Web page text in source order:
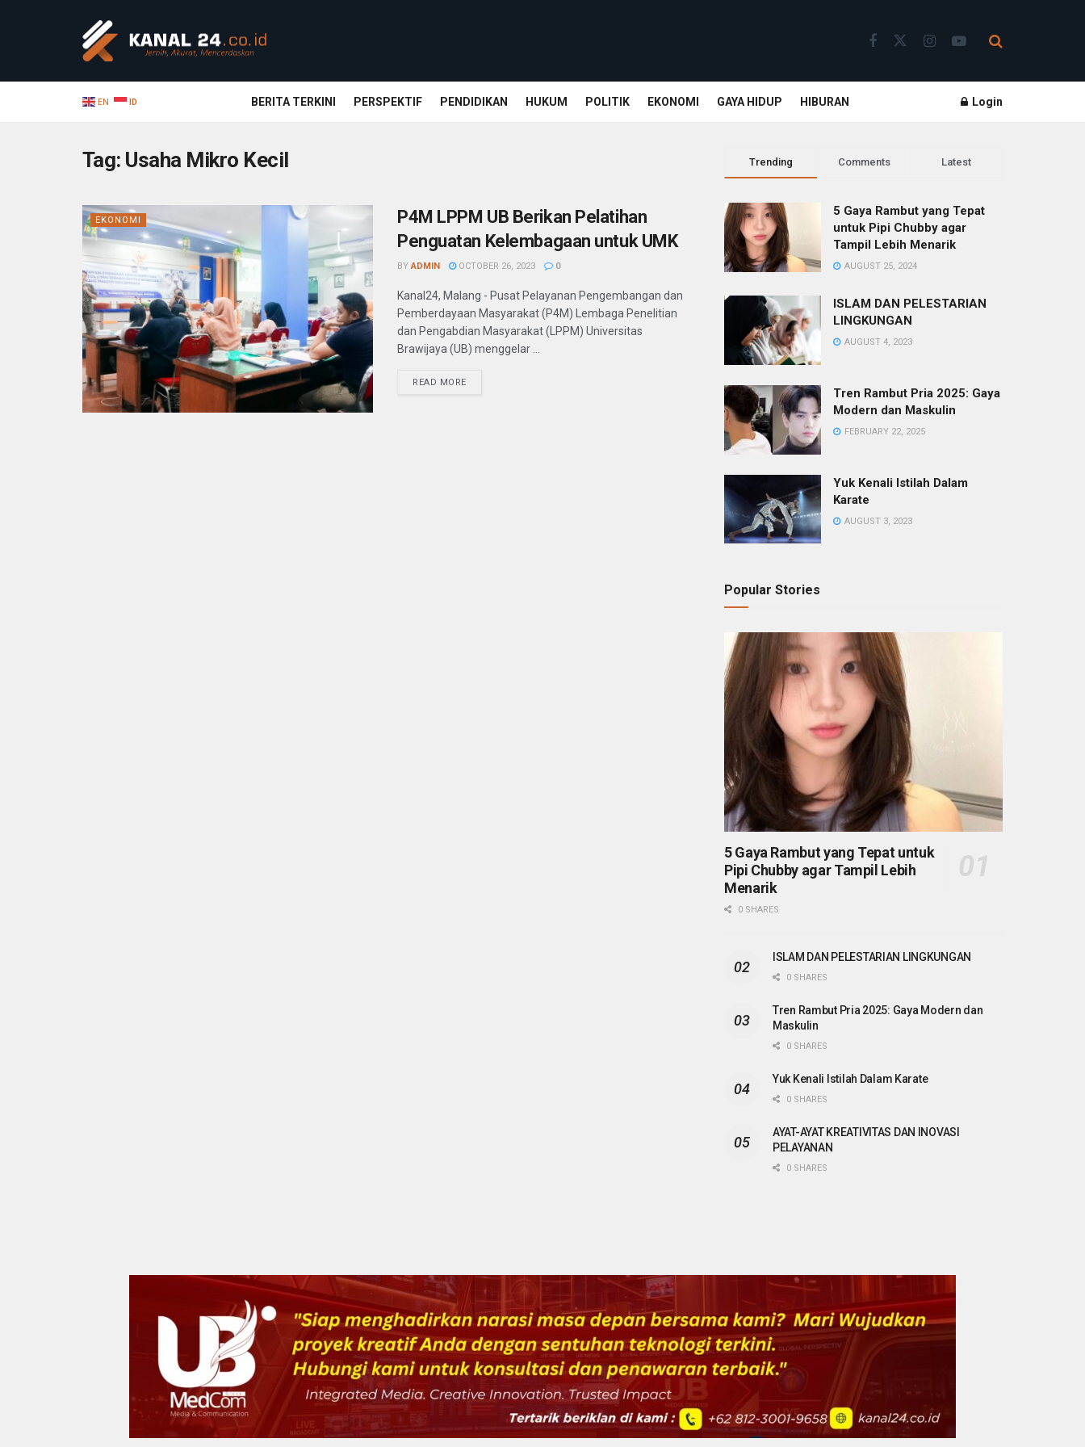
EN ID BERITA TERKINI PERSPEKTIF PENDIDIKAN HUKUM POLITIK EKONOMI GAYA HIDUP HIBURAN Login
Tag: Usaha Mikro Kecil
EKONOMI
P4M LPPM UB Berikan Pelatihan
Penguatan Kelembagaan untuk UMK
BY ADMIN OCTOBER 26, 2023 0
Kanal24, Malang - Pusat Pelayanan Pengembangan dan
Pemberdayaan Masyarakat (P4M) Lembaga Penelitian
dan Pengabdian Masyarakat (LPPM) Universitas
Brawijaya (UB) menggelar ...
READ MORE
Trending Comments Latest
5 Gaya Rambut yang Tepat
untuk Pipi Chubby agar
Tampil Lebih Menarik
AUGUST 25, 2024
ISLAM DAN PELESTARIAN
LINGKUNGAN
AUGUST 4, 2023
Tren Rambut Pria 2025: Gaya
Modern dan Maskulin
FEBRUARY 22, 2025
Yuk Kenali Istilah Dalam
Karate
AUGUST 3, 2023
Popular Stories
5 Gaya Rambut yang Tepat untuk
Pipi Chubby agar Tampil Lebih
Menarik
0 SHARES
ISLAM DAN PELESTARIAN LINGKUNGAN
0 SHARES
Tren Rambut Pria 2025: Gaya Modern dan
Maskulin
0 SHARES
Yuk Kenali Istilah Dalam Karate
0 SHARES
AYAT-AYAT KREATIVITAS DAN INOVASI
PELAYANAN
0 SHARES